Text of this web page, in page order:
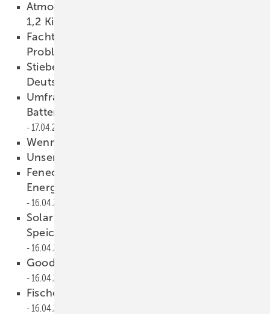
Atmoce: Modulwechselrichter liefert bis zu
1,2 Kilowatt
Fachtagung des VdS zu Schäden und
Problemen an Solaranlagen
Stiebel Eltron sucht älteste Wärmepumpe
Deutschlands
Umfrage: Bevölkerung bevorzugt
Batteriespeicher vor fossilen Gaskraftwerken
17.04.2026
Wenn die Klemme stresst
Unsere Produkte der Woche­
Fenecon und The Mobility House verzahnen
Energiemanagement und Ladeinfrastruktur
16.04.2026
Solar Investors Guide #6: Solaranlagen und
Speicher gegen Cyberangriffe schützen
16.04.2026
Goodwe: Solarlösungen für alle Flächen
16.04.2026
Fischer zeigt neues Clip-System für Fassaden
16.04.2026